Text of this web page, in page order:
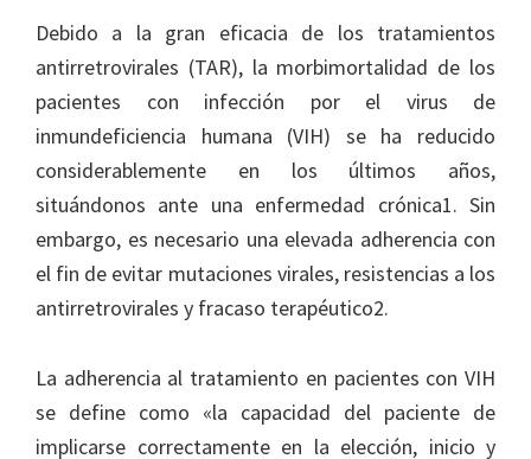
Debido a la gran eficacia de los tratamientos
antirretrovirales (TAR), la morbimortalidad de los
pacientes con infección por el virus de
inmundeficiencia humana (VIH) se ha reducido
considerablemente en los últimos años,
situándonos ante una enfermedad crónica1. Sin
embargo, es necesario una elevada adherencia con
el fin de evitar mutaciones virales, resistencias a los
antirretrovirales y fracaso terapéutico2.
La adherencia al tratamiento en pacientes con VIH
se define como «la capacidad del paciente de
implicarse correctamente en la elección, inicio y